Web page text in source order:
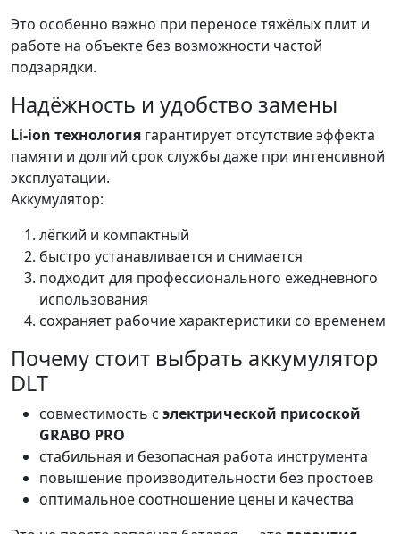
Это особенно важно при переносе тяжёлых плит и
работе на объекте без возможности частой
подзарядки.
Надёжность и удобство замены
Li-ion технология гарантирует отсутствие эффекта
памяти и долгий срок службы даже при интенсивной
эксплуатации.
Аккумулятор:
лёгкий и компактный
быстро устанавливается и снимается
подходит для профессионального ежедневного
использования
сохраняет рабочие характеристики со временем
Почему стоит выбрать аккумулятор
DLT
совместимость с электрической присоской
GRABO PRO
стабильная и безопасная работа инструмента
повышение производительности без простоев
оптимальное соотношение цены и качества